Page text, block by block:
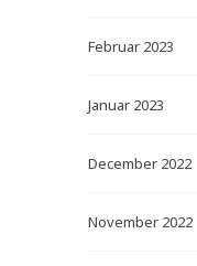
Februar 2023
Januar 2023
December 2022
November 2022